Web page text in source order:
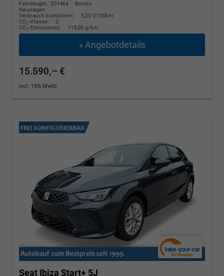
Fahrzeugnr.: 501464
Benzin
Neuwagen
Verbrauch kombiniert:
5,20 l/100km
CO2-Klasse:
D
CO2-Emissionen: 119,00 g/km
» Angebotdetails
15.590,– €
incl. 19% MwSt.
Seat Ibiza Start+ 5J